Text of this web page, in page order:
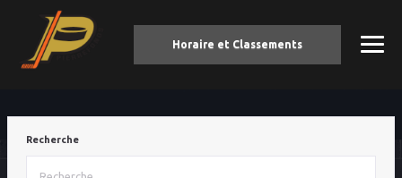
Horaire et Classements
Recherche